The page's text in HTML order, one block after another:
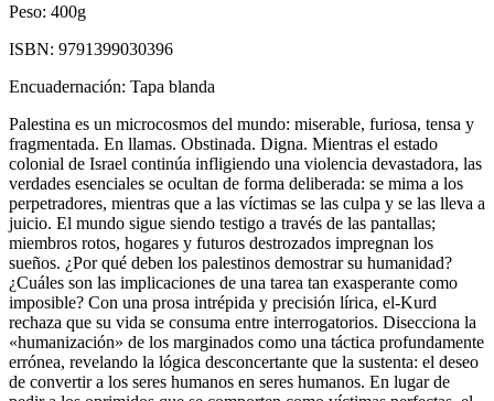
Peso: 400g
ISBN: 9791399030396
Encuadernación: Tapa blanda
Palestina es un microcosmos del mundo: miserable, furiosa, tensa y
fragmentada. En llamas. Obstinada. Digna. Mientras el estado
colonial de Israel continúa infligiendo una violencia devastadora, las
verdades esenciales se ocultan de forma deliberada: se mima a los
perpetradores, mientras que a las víctimas se las culpa y se las lleva a
juicio. El mundo sigue siendo testigo a través de las pantallas;
miembros rotos, hogares y futuros destrozados impregnan los
sueños. ¿Por qué deben los palestinos demostrar su humanidad?
¿Cuáles son las implicaciones de una tarea tan exasperante como
imposible? Con una prosa intrépida y precisión lírica, el-Kurd
rechaza que su vida se consuma entre interrogatorios. Disecciona la
«humanización» de los marginados como una táctica profundamente
errónea, revelando la lógica desconcertante que la sustenta: el deseo
de convertir a los seres humanos en seres humanos. En lugar de